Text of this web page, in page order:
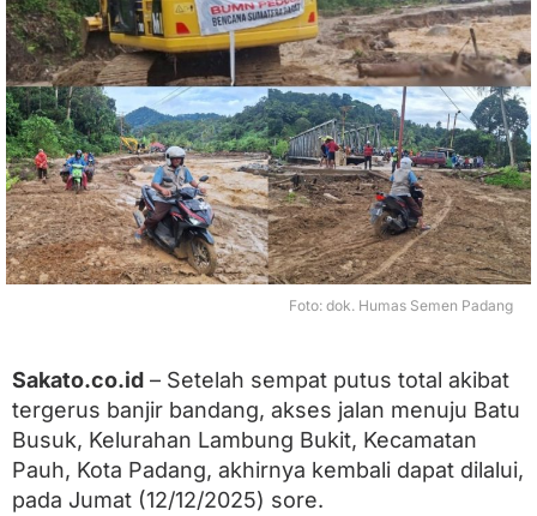
t
S
e
m
e
n
P
a
d
a
n
m
b
a
l
i
B
u
Foto: dok. Humas Semen Padang
Sakato.co.id – Setelah sempat putus total akibat
tergerus banjir bandang, akses jalan menuju Batu
Busuk, Kelurahan Lambung Bukit, Kecamatan
Pauh, Kota Padang, akhirnya kembali dapat dilalui,
pada Jumat (12/12/2025) sore.